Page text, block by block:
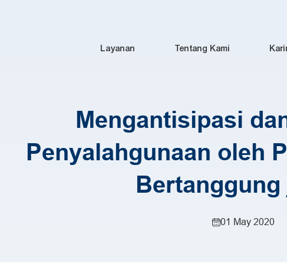
Layanan Tentang Kami
Mengantisipasi
Penyalahgunaan oleh
Bertanggung
01 May 2020